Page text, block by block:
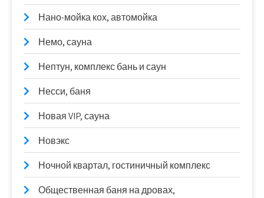
Нано-мойка кох, автомойка
Немо, сауна
Нептун, комплекс бань и саун
Несси, баня
Новая VIP, сауна
Новэкс
Ночной квартал, гостиничный комплекс
Общественная баня на дровах,